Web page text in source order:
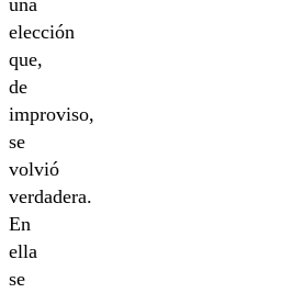
elección
que,
de
improviso,
se
volvió
verdadera.
En
ella
se